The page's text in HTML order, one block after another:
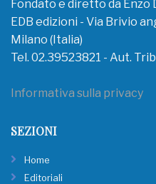
Fondato e diretto da Enzo
EDB edizioni - Via Brivio
Milano (Italia)
Tel. 02.39523821 - Aut.
Informativa sulla privacy
SEZIONI
Home
Editoriali